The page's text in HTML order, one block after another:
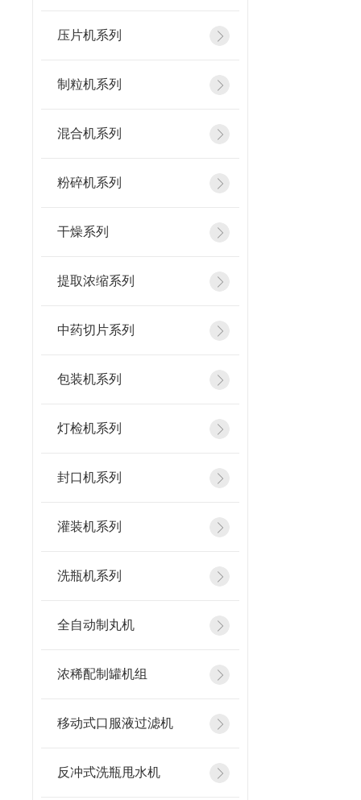
压片机系列
制粒机系列
混合机系列
粉碎机系列
干燥系列
提取浓缩系列
中药切片系列
包装机系列
灯检机系列
封口机系列
灌装机系列
洗瓶机系列
全自动制丸机
浓稀配制罐机组
移动式口服液过滤机
反冲式洗瓶甩水机